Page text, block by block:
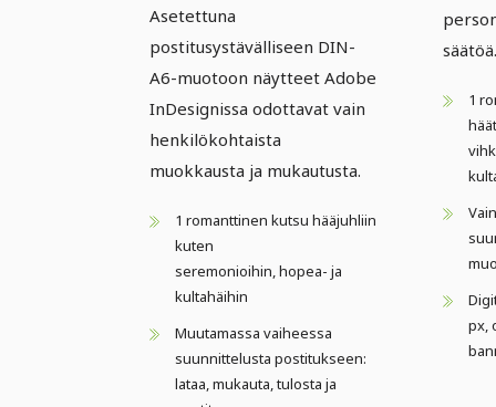
Asetettuna
postitusystävälliseen DIN-
A6-muotoon näytteet Adobe
InDesignissa odottavat vain
henkilökohtaista
muokkausta ja mukautusta.
1 romanttinen kutsu hääjuhliin
kuten
seremonioihin, hopea- ja
kultahäihin
Muutamassa vaiheessa
suunnittelusta postitukseen:
lataa, mukauta, tulosta ja
säätöä.
1
px,